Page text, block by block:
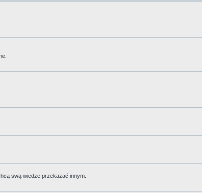
swą wiedze przekazać innym.